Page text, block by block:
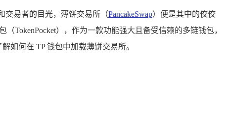
交易者的目光，薄饼交易所（PancakeSwap）便是其中的佼佼
TokenPocket），作为一款功能强大且备受信赖的多链钱包，
如何在 TP 钱包中加载薄饼交易所。